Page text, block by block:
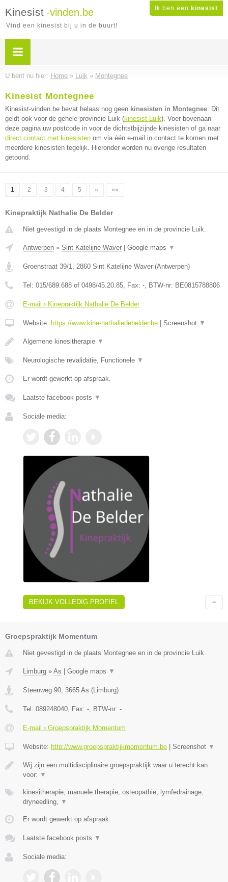
Ik ben een kinesist
Kinesist -vinden.be
Vind een kinesist bij u in de buurt!
U bent nu hier: Home » Luik » Montegnee
Kinesist Montegnee
Kinesist-vinden.be bevat helaas nog geen kinesisten in Montegnee. Dit
geldt ook voor de gehele provincie Luik (kinesist Luik). Voer bovenaan
deze pagina uw postcode in voor de dichtstbijzijnde kinesisten of ga naar
direct contact met kinesisten om via één e-mail in contact te komen met
meerdere kinesisten tegelijk. Hieronder worden nu overige resultaten
getoond.
1 2 3 4 5 » »»
Kinepraktijk Nathalie De Belder
Niet gevestigd in de plaats Montegnee en in de provincie Luik.
Antwerpen » Sint Katelijne Waver Google maps ▼
Groenstraat 39/1, 2860 Sint Katelijne Waver (Antwerpen)
Tel: 015/689.688 of 0498/45.20.85, Fax: -, BTW-nr: BE0815788806
E-mail › Kinepraktijk Nathalie De Belder
Website: https://www.kine-nathaliedebelder.be Screenshot ▼
Algemene kinesitherapie ▼
Neurologische revalidatie, Functionele ▼
Er wordt gewerkt op afspraak.
Laatste facebook posts ▼
Sociale media:
BEKIJK VOLLEDIG PROFIEL
Groepspraktijk Momentum
Niet gevestigd in de plaats Montegnee en in de provincie Luik.
Limburg » As Google maps ▼
Steenweg 90 3665 As ( Limburg)
Tel: 089248040 , Fax: - , BTW-nr: -
E-mail › Groepspraktijk Momentum
Website: http://www.groepspraktijkmomentum.be Screenshot ▼
Wij zijn een multidisciplinaire groepspraktijk waar u terecht kan
voor: ▼
kinesitherapie, manuele therapie, osteopathie, lymfedrainage,
dryneedling,
▼
Er wordt gewerkt op afspraak.
Laatste facebook posts ▼
Sociale media: